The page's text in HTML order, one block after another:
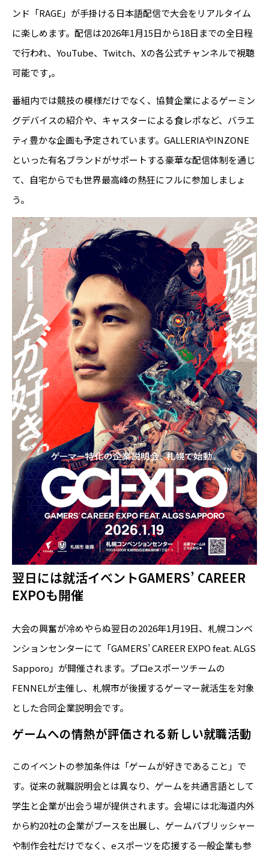
ンド「RAGE」が手掛ける日本語配信で大会をリアルタイム
に楽しめます。配信は2026年1月15日から18日までの全日程
で行われ、YouTube、Twitch、Xの各公式チャンネルで視聴
可能です,。
番組内では競技の模様だけでなく、協賛企業によるゲーミン
グデバイスの紹介や、キャスターによる食レポなど、バラエ
ティ豊かな企画も予定されています。GALLERIAやINZONE
といった有名ブランドがサポートする豪華な配信体制を通じ
て、自宅からでも世界最高峰の熱狂にフルに参加しましょ
う。
翌日には就活イベントGAMERS’ CAREER
EXPOも開催
大会の興奮が冷めやらぬ翌日の2026年1月19日、札幌コンベ
ンションセンターにて「GAMERS’ CAREER EXPO feat. ALGS
Sapporo」が開催されます。プロeスポーツチームの
FENNELが主催し、札幌市が後援するゲーマー就活生を対象
とした合同企業説明会です。
ゲームへの情熱が評価される新しい就職活動
このイベントの参加条件は「ゲームが好きであること」で
す。従来の就職説明会とは異なり、ゲームを共通言語として
学生と企業が出会う場が提供されます。会場には北海道内外
から約20社の企業がブースを出展し、ゲームパブリッシャー
や制作会社だけでなく、eスポーツを応援する一般企業も参